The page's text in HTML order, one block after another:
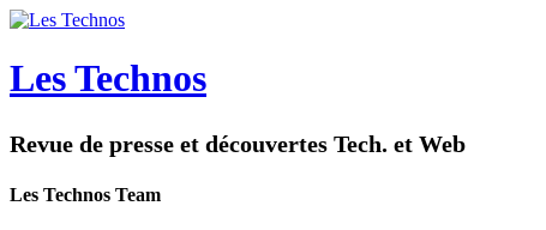
Les Technos
Revue de presse et découvertes Tech. et Web
Les Technos Team